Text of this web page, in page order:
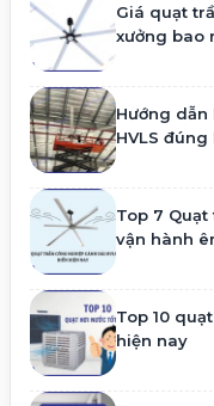
Giá quạt
xưởng bao
Hướng dẫn
HVLS đúng
Top 7 Quạt
vận hành
Top 10
hiện nay